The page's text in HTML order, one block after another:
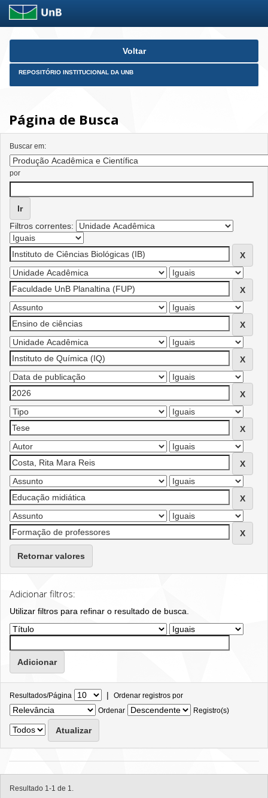
Skip
Voltar
REPOSITÓRIO INSTITUCIONAL DA UNB
Página de Busca
Buscar em:
por
Filtros correntes:
Retornar valores
Adicionar filtros:
Utilizar filtros para refinar o resultado de busca.
Resultados/Página | Ordenar registros por
Ordenar
Registro(s)
Resultado 1-1 de 1.